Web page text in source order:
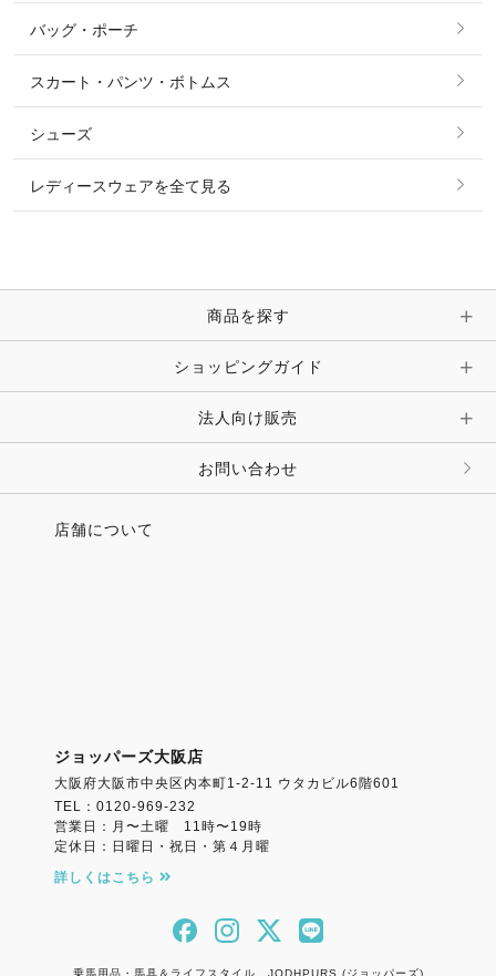
シャツ・ブラウス・ワンピース
ソックス
ベルト
マフラー・スカーフ・ストール・スヌード
時計・財布・キーケース・革小物
キーホルダー・チャーム・ストラップ
すべてのアクセサリー
リング
ピアス・イヤリング
ピン・ブローチ・コサージュ
その他 アクセサリー
バッグ・ポーチ
スカート・パンツ・ボトムス
シューズ
レディースウェアを全て見る
商品を探す
ショッピングガイド
法人向け販売
お問い合わせ
店舗について
ジョッパーズ大阪店
大阪府大阪市中央区内本町1-2-11 ウタカビル6階601
TEL：0120-969-232
営業日：月〜土曜 11時〜19時
定休日：日曜日・祝日・第４月曜
詳しくはこちら
乗馬用品・馬具＆ライフスタイル JODHPURS (ジョッパーズ)